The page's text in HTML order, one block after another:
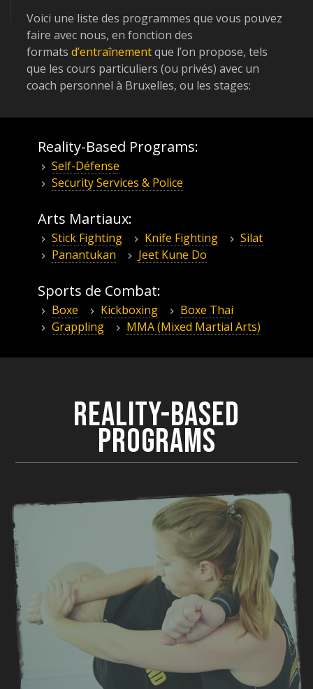
Voici une liste des programmes que vous pouvez
faire avec nous, en fonction des
formatsd’entraînementque l’on propose, tels
que les cours particuliers (ou privés) avec un
coach personnel à Bruxelles, ou les stages:
Reality-Based Programs:
Self-Défense
Security Services & Police
Arts Martiaux:
Stick Fighting Knife Fighting
Silat
Panantukan
Jeet Kune Do
Sports de Combat:
Boxe Kickboxing
Boxe Thai
Grappling
MMA (Mixed Martial Arts)
Reality-Based
Programs